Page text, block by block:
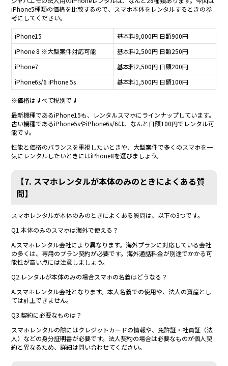
iPhone5種類の価格を比較するので、スマホ本体をレンタルするときの参
考にしてください。
iPhone15
基本料9,000円 日額900円
iPhone 8 ※大型案件対応可能
基本料2,500円 日額250円
iPhone7
基本料2,500円 日額200円
iPhone6s/6 iPhone 5s
基本料1,500円 日額100円
※価格はすべて税別です
最新機種であるiPhone15も、レンタルスマホにラインナップしています。
古い機種であるiPhone5sやiPhone6s/6は、なんと日額100円でレンタル可
能です。
性能と価格のバランスを重視したいときや、大型案件で多くのスマホを一
気にレンタルしたいときにはiPhone8を選びましょう。
【7. スマホレンタルが本体のみのときによくある質
問】
スマホレンタルが本体のみのときによくある質問は、以下の3つです。
Q1.本体のみのスマホは海外で使える？
A.スマホレンタル会社により異なります。海外プランに対応している会社
の多くは、専用のプラン契約が必要です。海外通話料金が別途でかかる可
能性が高い点には注意しましょう。
Q2.レンタルが本体のみの場合スマホの名義はどうなる？
A.スマホレンタル会社となります。本人名義での使用や、法人の資産とし
ては計上できません。
Q3.契約に必要なものは？
スマホレンタルの際にはクレジットカードの情報や、免許証・社員証（法
人）などの身分証明書が必要です。法人契約の場合は必要なものが個人契
約と異なるため、詳細は問い合わせてください。